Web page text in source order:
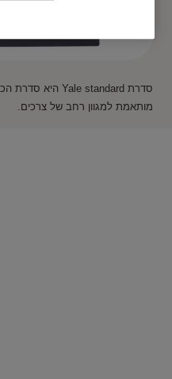
מותאמת למגוון רחב של צרכים.